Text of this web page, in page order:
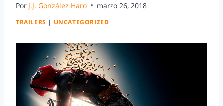
Por J.J. González Haro marzo 26, 2018
TRAILERS | UNCATEGORIZED